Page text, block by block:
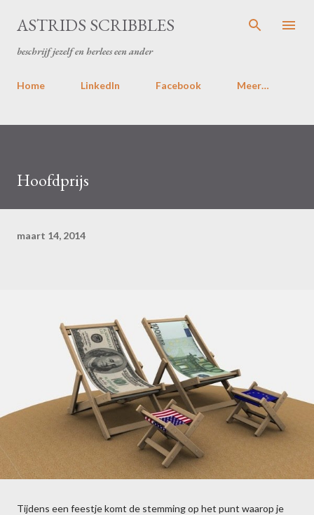
Doorgaan naar hoofdcontent
ASTRIDS SCRIBBLES
beschrijf jezelf en herlees een ander
Home LinkedIn Facebook Meer…
Hoofdprijs
maart 14, 2014
Tijdens een feestje komt de stemming op het punt waarop je